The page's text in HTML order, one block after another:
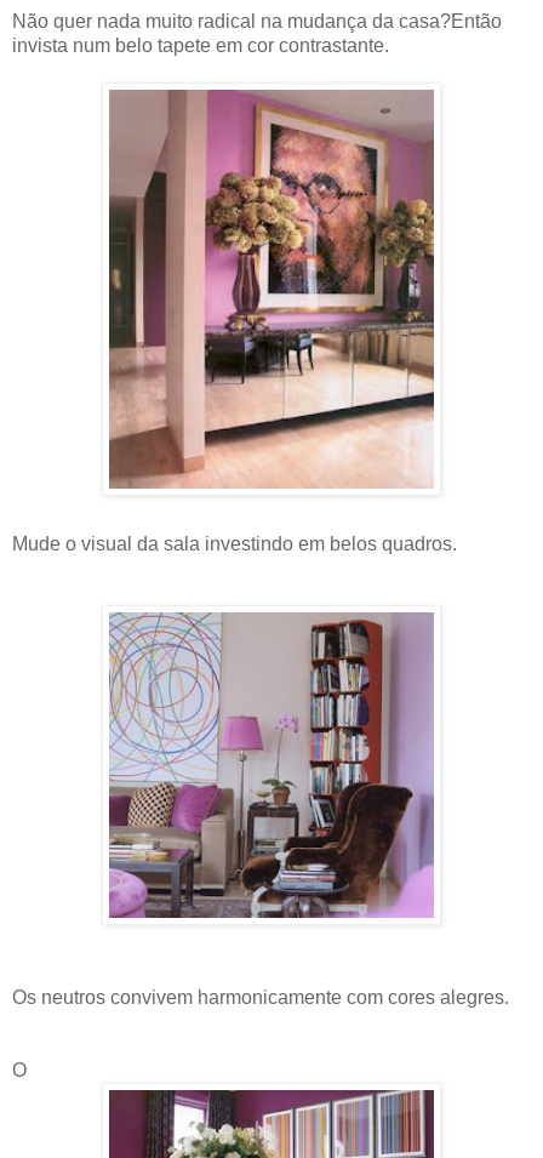
Não quer nada muito radical na mudança da casa?Então
invista num belo tapete em cor contrastante.
Mude o visual da sala investindo em belos quadros.
Os neutros convivem harmonicamente com cores alegres.
O